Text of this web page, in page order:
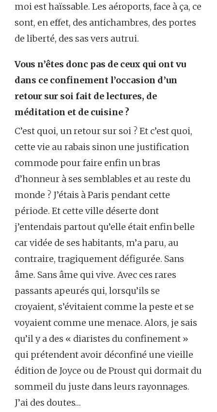
moi est haïssable. Les aéroports, face à ça, ce
sont, en effet, des antichambres, des portes
de liberté, des sas vers autrui.
Vous n’êtes donc pas de ceux qui ont vu
dans ce confinement l’occasion d’un
retour sur soi fait de lectures, de
méditation et de cuisine ?
C’est quoi, un retour sur soi ? Et c’est quoi,
cette vie au rabais sinon une justification
commode pour faire enfin un bras
d’honneur à ses semblables et au reste du
monde ? J’étais à Paris pendant cette
période. Et cette ville déserte dont
j’entendais partout qu’elle était enfin belle
car vidée de ses habitants, m’a paru, au
contraire, tragiquement défigurée. Sans
âme. Sans âme qui vive. Avec ces rares
passants apeurés qui, lorsqu’ils se
croyaient, s’évitaient comme la peste et se
voyaient comme une menace. Alors, je sais
qu’il y a des « diaristes du confinement »
qui prétendent avoir déconfiné une vieille
édition de Joyce ou de Proust qui dormait du
sommeil du juste dans leurs rayonnages.
J’ai des doutes…